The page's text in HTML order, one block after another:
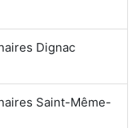
Dignac
Saint-Même-